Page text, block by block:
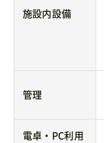
施設内設備
管理
電卓・PC利用